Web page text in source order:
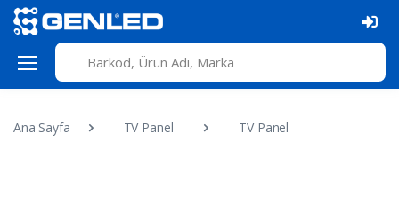
Ana Sayfa TV Panel TV Panel